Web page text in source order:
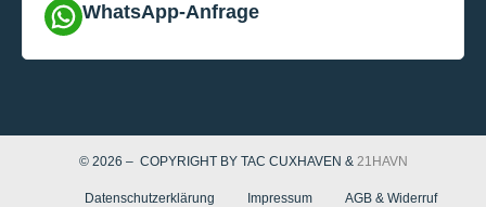
WhatsApp-Anfrage
© 2026 – COPYRIGHT BY TAC CUXHAVEN & 21HAVN
Datenschutzerklärung Impressum
AGB & Widerruf